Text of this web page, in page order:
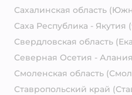
Сахалинская область
Саха Республика - Якутия
Свердловская область
Северная Осетия -
Смоленская область
Ставропольский край